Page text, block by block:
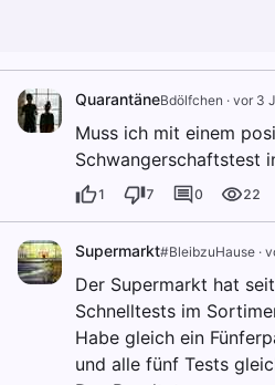
QuarantäneBdölfchen · vor 3
Muss ich mit einem
Schwangerschaftstest
1 7 0 22
Supermarkt#BleibzuHause ·
Der Supermarkt hat
Schnelltests im
Habe gleich ein
und alle fünf Tests